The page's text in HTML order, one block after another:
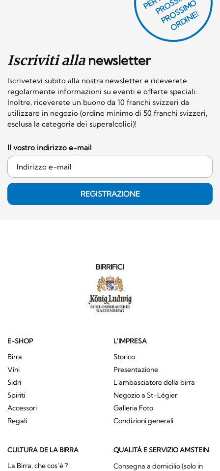
Iscriviti allanewsletter
Iscrivetevi subito alla nostra newsletter e riceverete
regolarmente informazioni su eventi e offerte speciali.
Inoltre, riceverete un buono da 10 franchi svizzeri da
utilizzare in negozio (ordine minimo di 50 franchi svizzeri,
esclusa la categoria dei superalcolici)!
E
S
O
O
E!
Il vostro indirizzo e-mail
REGISTRAZIONE
BIRRIFICI
E-SHOP
Birra
Vini
Sidri
Spiriti
Accessori
Regali
L'IMPRESA
Storico
Presentazione
L'ambasciatore della birra
Negozio a St-Légier
Galleria Foto
Condizioni generali
CULTURA DE LA BIRRA
La Birra, che cos’è ?
QUALITÀ E SERVIZIO AMSTEIN
Consegna a domicilio (solo in